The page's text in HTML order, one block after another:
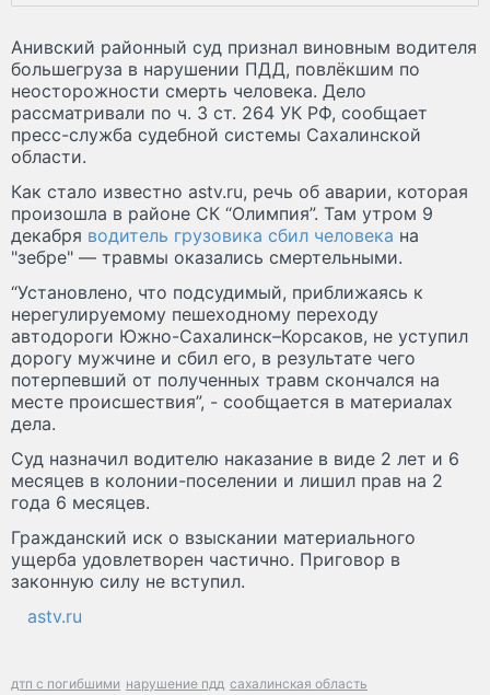
Анивский районный суд признал виновным водителя
большегруза в нарушении ПДД, повлёкшим по
неосторожности смерть человека. Дело
рассматривали по ч. 3 ст. 264 УК РФ, сообщает
пресс-служба судебной системы Сахалинской
области.
Как стало известно astv.ru, речь об аварии, которая
произошла в районе СК “Олимпия”. Там утром 9
декабря водитель грузовика сбил человека на
"зебре" — травмы оказались смертельными.
“Установлено, что подсудимый, приближаясь к
нерегулируемому пешеходному переходу
автодороги Южно-Сахалинск–Корсаков, не уступил
дорогу мужчине и сбил его, в результате чего
потерпевший от полученных травм скончался на
месте происшествия”, - сообщается в материалах
дела.
Суд назначил водителю наказание в виде 2 лет и 6
месяцев в колонии-поселении и лишил прав на 2
года 6 месяцев.
Гражданский иск о взыскании материального
ущерба удовлетворен частично. Приговор в
законную силу не вступил.
astv.ru
дтп с погибшими нарушение пдд сахалинская область